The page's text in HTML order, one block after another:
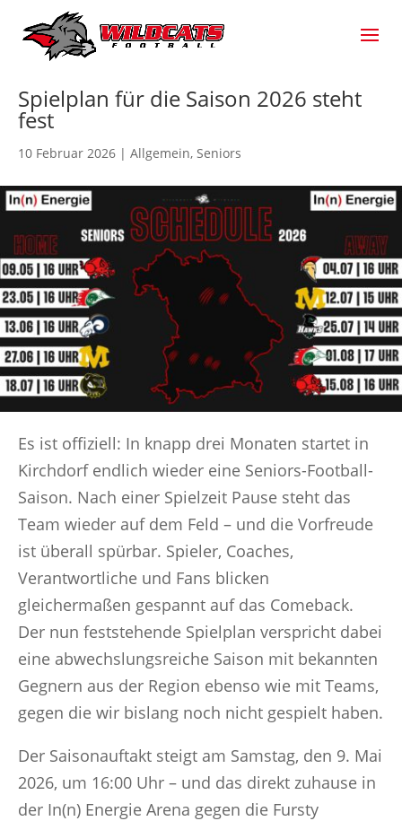
Spielplan für die Saison 2026 steht
fest
10 Februar 2026 | Allgemein, Seniors
Es ist offiziell: In knapp drei Monaten startet in
Kirchdorf endlich wieder eine Seniors-Football-
Saison. Nach einer Spielzeit Pause steht das
Team wieder auf dem Feld – und die Vorfreude
ist überall spürbar. Spieler, Coaches,
Verantwortliche und Fans blicken
gleichermaßen gespannt auf das Comeback.
Der nun feststehende Spielplan verspricht dabei
eine abwechslungsreiche Saison mit bekannten
Gegnern aus der Region ebenso wie mit Teams,
gegen die wir bislang noch nicht gespielt haben.
Der Saisonauftakt steigt am Samstag, den 9. Mai
2026, um 16:00 Uhr – und das direkt zuhause in
der In(n) Energie Arena gegen die Fursty